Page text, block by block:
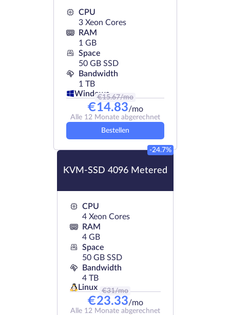
CPU
3 Xeon Cores
RAM
1 GB
Space
50 GB SSD
Bandwidth
1 TB
Windows
€15.67/mo
€14.83/mo
Alle 12 Monate abgerechnet
Bestellen
KVM-SSD 4096 Metered
-24.7%
CPU
4 Xeon Cores
RAM
4 GB
Space
50 GB SSD
Bandwidth
4 TB
Linux
€31/mo
€23.33/mo
Alle 12 Monate abgerechnet